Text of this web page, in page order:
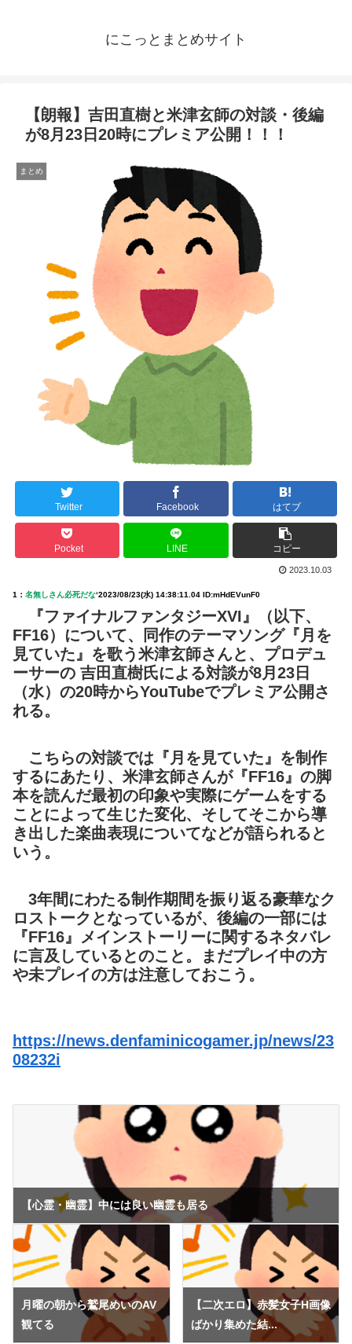
にこっとまとめサイト
【朗報】吉田直樹と米津玄師の対談・後編
が8月23日20時にプレミア公開！！！
まとめ
Twitter Facebook はてブ
Pocket LINE コピー
2023.10.03
1： 名無しさん必死だな‘2023/08/23(水) 14:38:11.04 ID:mHdEVunF0
『ファイナルファンタジーXVI』（以下、
FF16）について、同作のテーマソング『月を
見ていた』を歌う米津玄師さんと、プロデュ
ーサーの 吉田直樹氏による対談が8月23日
（水）の20時からYouTubeでプレミア公開さ
れる。
こちらの対談では『月を見ていた』を制作
するにあたり、米津玄師さんが『FF16』の脚
本を読んだ最初の印象や実際にゲームをする
ことによって生じた変化、そしてそこから導
き出した楽曲表現についてなどが語られると
いう。
3年間にわたる制作期間を振り返る豪華なク
ロストークとなっているが、後編の一部には
『FF16』メインストーリーに関するネタバレ
に言及しているとのこと。まだプレイ中の方
や未プレイの方は注意しておこう。
https://news.denfaminicogamer.jp/news/23
08232i
【心霊・幽霊】中には良い幽霊も居る
月曜の朝から鷲尾めいのAV
観てる
【二次エロ】赤髪女子H画像
ばかり集めた結...